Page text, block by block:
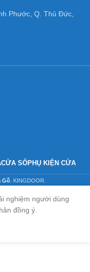
tiến như Mỹ, Hàn
Tri Phương,
Tỉnh Đồng Nai
Phước, Q. Thủ Đức,
CỬA SỔPHỤ KIỆN CỬA
Gỗ . KINGDOOR.
nghiệm người dùng
đồng ý.